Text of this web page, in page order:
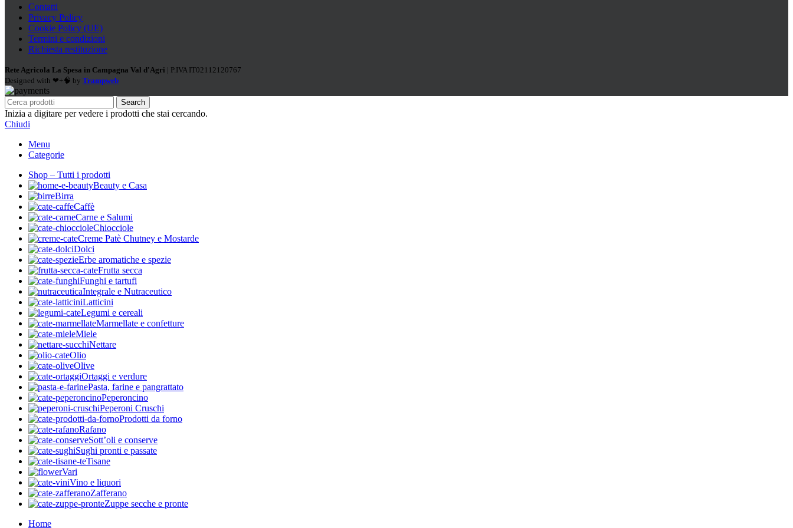
Contatti
Privacy Policy
Cookie Policy (UE)
Termini e condizioni
Richiesta restituzione
Rete Agricola La Spesa in Campagna Val d'Agri | P.IVA IT02112120767
Designed with ❤+🧠 by Trampweb
Search
Inizia a digitare per vedere i prodotti che stai cercando.
Chiudi
Menu
Categorie
Shop – Tutti i prodotti
Beauty e Casa
Birra
Caffè
Carne e Salumi
Chiocciole
Creme Patè Chutney e Mostarde
Dolci
Erbe aromatiche e spezie
Frutta secca
Funghi e tartufi
Integrale e Nutraceutico
Latticini
Legumi e cereali
Marmellate e confetture
Miele
Nettare
Olio
Olive
Ortaggi e verdure
Pasta, farine e pangrattato
Peperoncino
Peperoni Cruschi
Prodotti da forno
Rafano
Sott’oli e conserve
Sughi pronti e passate
Tisane
Vari
Vino e liquori
Zafferano
Zuppe secche e pronte
Home